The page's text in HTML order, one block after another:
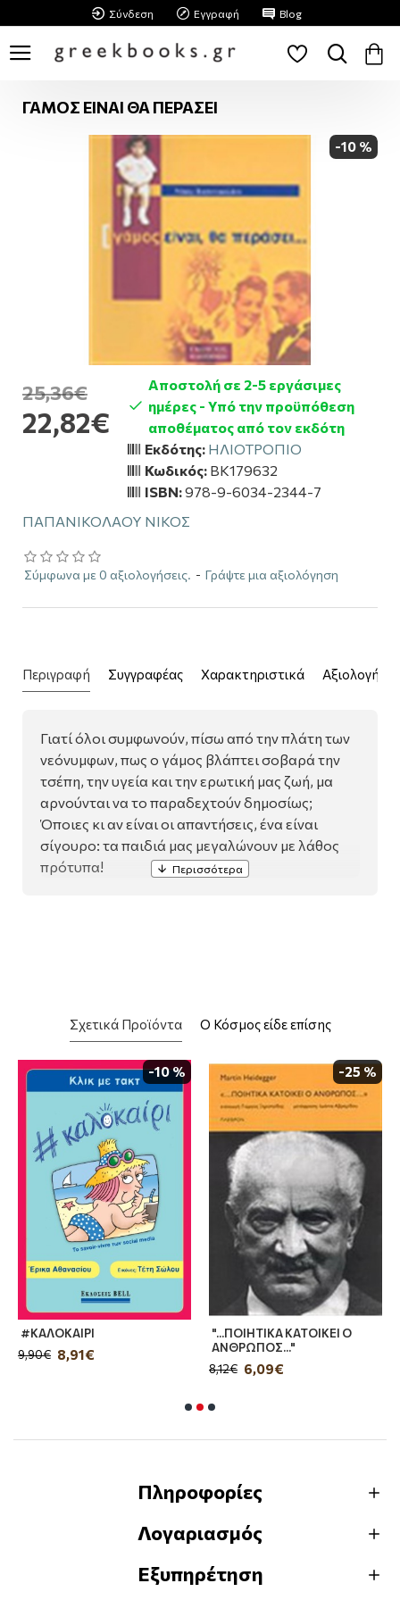
Σύνδεση Εγγραφή Blog
ΓΑΜΟΣ ΕΙΝΑΙ ΘΑ ΠΕΡΑΣΕΙ
-10 %
ΠΑΠΑΝΙΚΟΛΑΟΥ ΝΙΚΟΣ
Σύμφωνα με 0 αξιολογήσεις. - Γράψτε μια αξιολόγηση
22,82€
25,36€
Αποστολή σε 2-5 εργάσιμες
ημέρες - Υπό την προϋπόθεση
αποθέματος από τον εκδότη
Εκδότης: ΗΛΙΟΤΡΟΠΙΟ
Κωδικός: BK179632
ISBN:978-9-6034-2344-7
Περιγραφή Συγγραφέας Χαρακτηριστικά
Γιατί όλοι συμφωνούν, πίσω από την πλάτη των
νεόνυμφων, πως ο γάμος βλάπτει σοβαρά την
τσέπη, την υγεία και την ερωτική μας ζωή, μα
αρνούνται να το παραδεχτούν δημοσίως;
Όποιες κι αν είναι οι απαντήσεις, ένα είναι
σίγουρο: τα παιδιά μας μεγαλώνουν με λάθος
πρότυπα!
Σχετικά Προϊόντα Ο Κόσμος είδε επίσης
-10 %
#ΚΑΛΟΚΑΙΡΙ
8,91€
9,90€
-25 %
"...ΠΟΙΗΤΙΚΑ ΚΑΤΟΙΚΕΙ Ο
ΑΝΘΡΩΠΟΣ..."
6,09€
8,12€
Πληροφορίες
Λογαριασμός
Εξυπηρέτηση